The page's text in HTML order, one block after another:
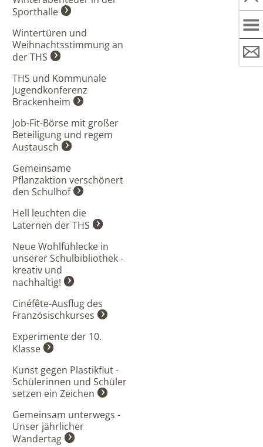
Sporthalle
Wintertüren und
Weihnachtsstimmung an
der THS
THS und Kommunale
Jugendkonferenz
Brackenheim
Job-Fit-Börse mit großer
Beteiligung und regem
Austausch
Gemeinsame
Pflanzaktion verschönert
den Schulhof
Hell leuchten die
Laternen der THS
Neue Wohlfühlecke in
unserer Schulbibliothek -
kreativ und
nachhaltig!
Cinéfête-Ausflug des
Französischkurses
Experimente der 10.
Klasse
Kunst gegen Plastikflut -
Schülerinnen und Schüler
setzen ein Zeichen
Gemeinsam unterwegs -
Unser jährlicher
Wandertag